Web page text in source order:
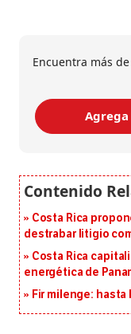
Encuentra más
Costa Rica
destrabar litigio
Costa Rica
energética de
Fir milenge: hasta